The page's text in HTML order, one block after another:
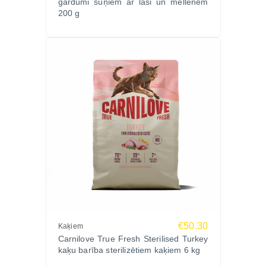
Tokoferola ekstrakti no augu eļļas, askorbilpalmitāts.
Strausa gaļa ir augstvērtīgs un viegli sagremojams
olbaltumvielu avots ar labu uzturvērtību. Tā palīdz
nodrošināt organismu ar svarīgām aminoskābēm un
ir piemērota dažādotam suņu uzturam.
Kazenes un omega taukskābes
Kazenes satur dabīgos antioksidantus, kas palīdz
atbalstīt organisma aizsargspējas un ikdienas
vitalitāti. Savukārt linsēklas un linsēklu eļļa
Ražotājs
gardumi suņiem ar lasi un mellenēm
200 g
Kaķiem €50.30
Carnilove True Fresh Sterilised Turkey
kaķu barība sterilizētiem kaķiem 6 kg